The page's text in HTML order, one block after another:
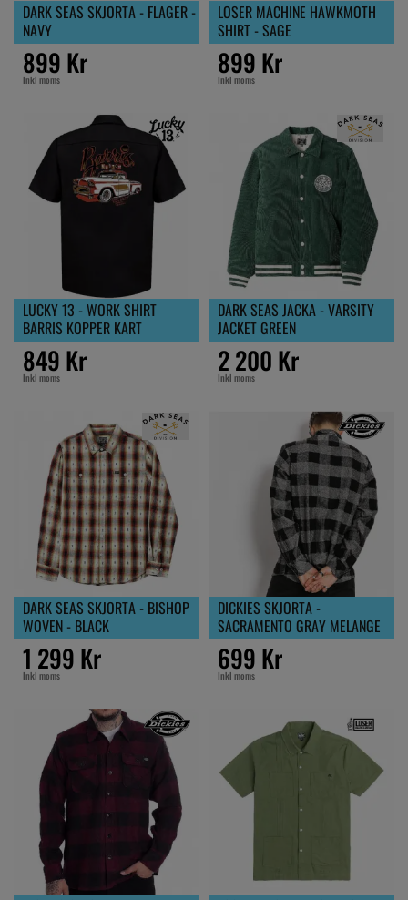
DARK SEAS SKJORTA - FLAGER -
NAVY
899 Kr
Inkl moms
LOSER MACHINE HAWKMOTH
SHIRT - SAGE
899 Kr
Inkl moms
LUCKY 13 - WORK SHIRT
BARRIS KOPPER KART
849 Kr
Inkl moms
DARK SEAS JACKA - VARSITY
JACKET GREEN
2 200 Kr
Inkl moms
DARK SEAS SKJORTA - BISHOP
WOVEN - BLACK
1 299 Kr
Inkl moms
DICKIES SKJORTA -
SACRAMENTO GRAY MELANGE
699 Kr
Inkl moms